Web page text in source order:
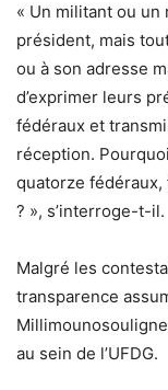
« Un militant ou un
président, mais
ou à son adresse
d’exprimer leurs
fédéraux et
réception.
quatorze
? », s’interroge-t-il.
Malgré les
transparence
Millimouno
au sein de l’UFDG.